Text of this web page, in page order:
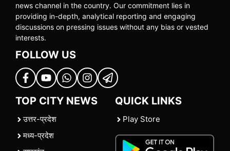
news channel in the country. Our commitment lies in
providing in-depth, analytical reporting and engaging
discussions on pressing issues without any bias or vested
interests.
FOLLOW US
TOP CITY NEWS
उत्तर-प्रदेश
मध्य-प्रदेश
QUICK LINKS
Play Store